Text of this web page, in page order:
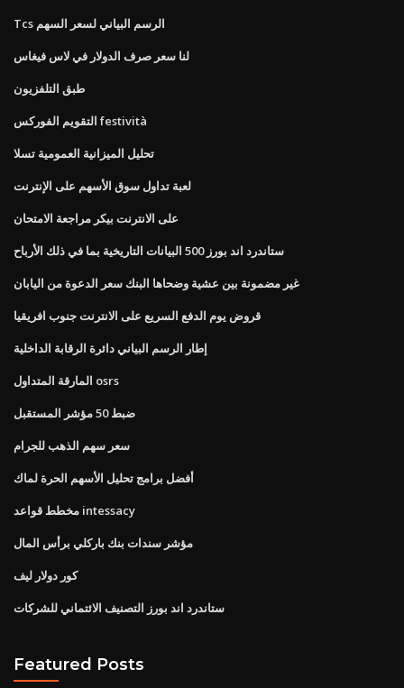
Tcs الرسم البياني لسعر السهم
لنا سعر صرف الدولار في لاس فيغاس
طبق التلفزيون
التقويم الفوركس festività
تحليل الميزانية العمومية تسلا
لعبة تداول سوق الأسهم على الإنترنت
على الانترنت بيكر مراجعة الامتحان
ستاندرد اند بورز 500 البيانات التاريخية بما في ذلك الأرباح
غير مضمونة بين عشية وضحاها البنك سعر الدعوة من اليابان
قروض يوم الدفع السريع على الانترنت جنوب افريقيا
إطار الرسم البياني دائرة الرقابة الداخلية
المارقة المتداول osrs
ضبط 50 مؤشر المستقبل
سعر سهم الذهب للجرام
أفضل برامج تحليل الأسهم الحرة لماك
مخطط قواعد intessacy
مؤشر سندات بنك باركلي برأس المال
كور دولار ليف
ستاندرد اند بورز التصنيف الائتماني للشركات
Featured Posts